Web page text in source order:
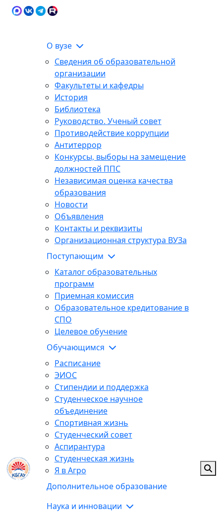
О вузе
Сведения об образовательной
организации
Факультеты и кафедры
История
Библиотека
Руководство. Ученый совет
Противодействие коррупции
Антитеррор
Конкурсы, выборы на замещение
должностей ППС
Независимая оценка качества
образования
Новости
Объявления
Контакты и реквизиты
Организационная структура ВУЗа
Поступающим
Каталог образовательных
программ
Приемная комиссия
Образовательное кредитование в
СПО
Целевое обучение
Обучающимся
Расписание
ЭИОС
Стипендии и поддержка
Студенческое научное
объединение
Спортивная жизнь
Студенческий совет
Аспирантура
Студенческая жизнь
Я в Агро
Дополнительное образование
Наука и инновации